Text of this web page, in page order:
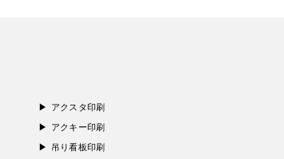
アクスタ印刷
アクキー印刷
吊り看板印刷